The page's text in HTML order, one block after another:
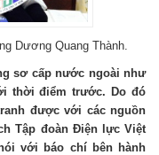
Dương Quang Thành.
sơ cấp nước ngoài như
thời điểm trước. Do đó
được với các nguồn
Tập đoàn Điện lực Việt
với báo chí bên hành